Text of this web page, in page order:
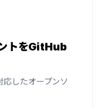
トをGitHub
したオープンソ